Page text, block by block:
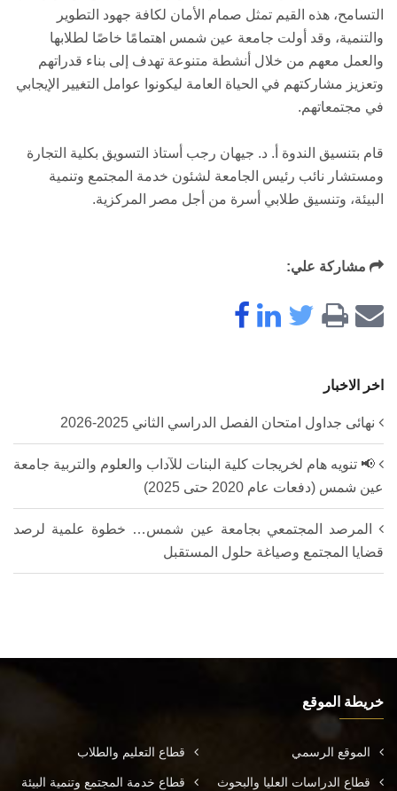
التسامح، هذه القيم تمثل صمام الأمان لكافة جهود التطوير
والتنمية، وقد أولت جامعة عين شمس اهتمامًا خاصًا لطلابها
والعمل معهم من خلال أنشطة متنوعة تهدف إلى بناء قدراتهم
وتعزيز مشاركتهم في الحياة العامة ليكونوا عوامل التغيير الإيجابي
في مجتمعاتهم.
قام بتنسيق الندوة أ. د. جيهان رجب أستاذ التسويق بكلية التجارة
ومستشار نائب رئيس الجامعة لشئون خدمة المجتمع وتنمية
البيئة، وتنسيق طلابي أسرة من أجل مصر المركزية.
مشاركة علي:
اخر الاخبار
نهائى جداول امتحان الفصل الدراسي الثاني 2025-2026
📢 تنويه هام لخريجات كلية البنات للآداب والعلوم والتربية جامعة
عين شمس (دفعات عام 2020 حتى 2025)
المرصد المجتمعي بجامعة عين شمس… خطوة علمية لرصد
قضايا المجتمع وصياغة حلول المستقبل
خريطة الموقع
الموقع الرسمي قطاع التعليم والطلاب
قطاع الدراسات العليا والبحوث قطاع خدمة المجتمع وتنمية البيئة